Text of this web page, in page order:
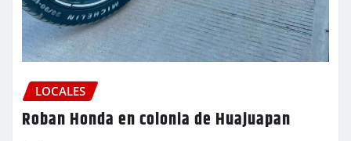
LOCALES
Roban Honda en colonia de Huajuapan